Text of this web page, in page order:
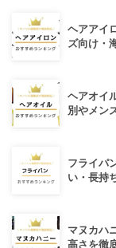
ヘアアイ
ズ向け・
ヘアオイ
別やメン
フライパ
い・長持
マヌカハ
高さを徹